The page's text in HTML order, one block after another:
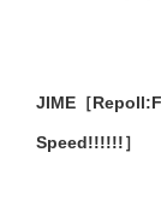
JIME［
Speed!!!!!!］